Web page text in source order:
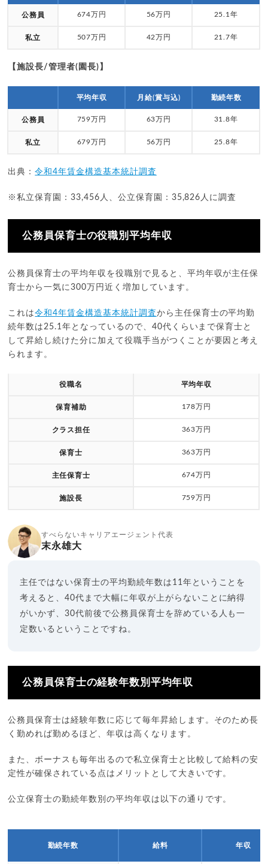
公務員 674万円 56万円 25.1年
私立 507万円 42万円 21.7年
【施設長/管理者(園長)】
平均年収 月給(賞与込) 勤続年数
公務員 759万円 63万円 31.8年
私立 679万円 56万円 25.8年
出典：令和4年賃金構造基本統計調査
※私立保育園：33,456人、公立保育園：35,826人に調査
公務員保育士の役職別平均年収
公務員保育士の平均年収を役職別で見ると、平均年収が主任保
育士から一気に300万円近く増加しています。
これは令和4年賃金構造基本統計調査から主任保育士の平均勤
続年数は25.1年となっているので、40代くらいまで保育士と
して昇給し続けた分に加えて役職手当がつくことが要因と考え
られます。
役職名 平均年収
保育補助 178万円
クラス担任 363万円
保育士 363万円
主任保育士 674万円
施設長 759万円
すべらないキャリアエージェント代表
末永雄大
主任ではない保育士の平均勤続年数は11年ということを
考えると、40代まで大幅に年収が上がらないことに納得
がいかず、30代前後で公務員保育士を辞めている人も一
定数いるということですね。
公務員保育士の経験年数別平均年収
公務員保育士は経験年数に応じて毎年昇給します。そのため長
く勤めれば勤めるほど、年収は高くなります。
また、ボーナスも毎年出るので私立保育士と比較して給料の安
定性が確保されている点はメリットとして大きいです。
公立保育士の勤続年数別の平均年収は以下の通りです。
勤続年数 給料 年収